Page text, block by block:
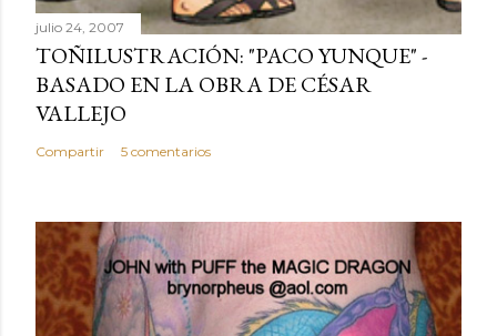
julio 24, 2007
TOÑILUSTRACIÓN: "PACO YUNQUE" -
BASADO EN LA OBRA DE CÉSAR
VALLEJO
Compartir 5 comentarios